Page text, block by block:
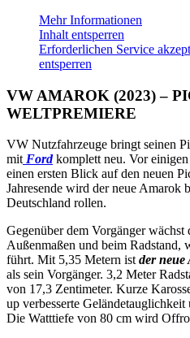
Mehr Informationen
Inhalt entsperren
Erforderlichen Service
entsperren
VW AMAROK (2023) –
WELTPREMIERE
VW Nutzfahrzeuge bringt seinen
mit Fordkomplett neu. Vor
einen ersten Blick auf den neuen
Jahresende wird der neue Amarok
Deutschland rollen.
Gegenüber dem Vorgänger wächst
Außenmaßen und beim Radstand,
führt. Mit 5,35 Metern ist der neue
als sein Vorgänger. 3,2 Meter
von 17,3 Zentimeter. Kurze
up verbesserte
Die Watttiefe von 80 cm wird